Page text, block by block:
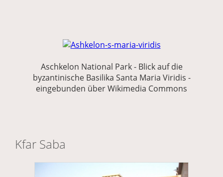
Aschkelon National Park - Blick auf die
byzantinische Basilika Santa Maria Viridis -
eingebunden über Wikimedia Commons
Kfar Saba